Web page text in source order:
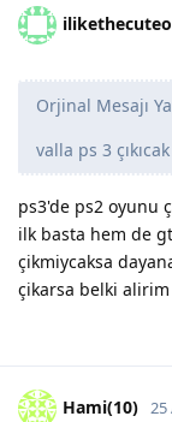
Orjinal Mesajı
valla ps 3
ps3'de ps2 oyunu
ilk basta hem de
çikmiycaksa
çikarsa belki
Hami(10) 25